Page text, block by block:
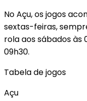
No Açu, os jogos
sextas-feiras,
rola aos sábados às
09h30.
Tabela de jogos
Açu